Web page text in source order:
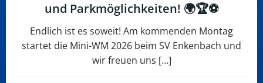
und Parkmöglichkeiten! 🌍🏆⚽
Endlich ist es soweit! Am kommenden Montag
startet die Mini-WM 2026 beim SV Enkenbach und
wir freuen uns […]